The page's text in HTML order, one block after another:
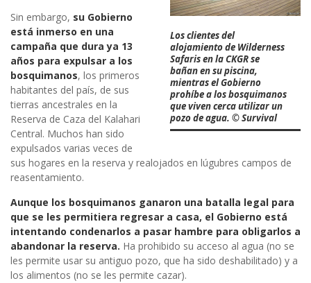
Los clientes del
alojamiento de Wilderness
Safaris en la CKGR se
bañan en su piscina,
mientras el Gobierno
prohíbe a los bosquimanos
que viven cerca utilizar un
pozo de agua. © Survival
Sin embargo, su Gobierno
está inmerso en una
campaña que dura ya 13
años para expulsar a los
bosquimanos, los primeros
habitantes del país, de sus
tierras ancestrales en la
Reserva de Caza del Kalahari
Central. Muchos han sido
expulsados varias veces de
sus hogares en la reserva y realojados en lúgubres campos de
reasentamiento.
Aunque los bosquimanos ganaron una batalla legal para
que se les permitiera regresar a casa, el Gobierno está
intentando condenarlos a pasar hambre para obligarlos a
abandonar la reserva. Ha prohibido su acceso al agua (no se
les permite usar su antiguo pozo, que ha sido deshabilitado) y a
los alimentos (no se les permite cazar).